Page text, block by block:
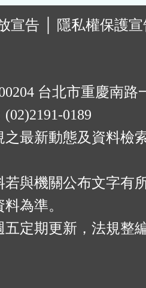
宣告
隱私權保護
台北市重慶南路
0189
之最新動態及資料檢
若與機關公布文字有
為準。
五定期更新，法規整